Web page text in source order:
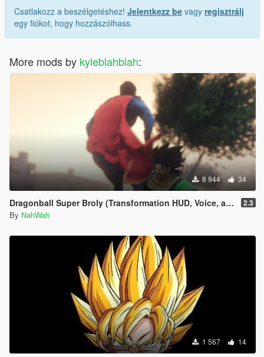
Csatlakozz a beszélgetéshez! Jelentkezz be vagy regisztrálj
egy fiókot, hogy hozzászólhass.
More mods by kyleblahblah:
8 944 34
Dragonball Super Broly (Transformation HUD, Voice, and Ped included) 2.3
By NahWah
1 567 14